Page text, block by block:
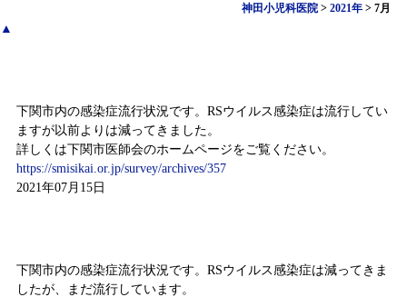
神田小児科医院 >2021年 >7月
▲
下関市内の感染症流行状況です。RSウイルス感染症は流行してい
ますが以前よりは減ってきました。
詳しくは下関市医師会のホームページをご覧ください。
https://smisikai.or.jp/survey/archives/357
2021年07月15日
下関市内の感染症流行状況です。RSウイルス感染症は減ってきま
したが、まだ流行しています。